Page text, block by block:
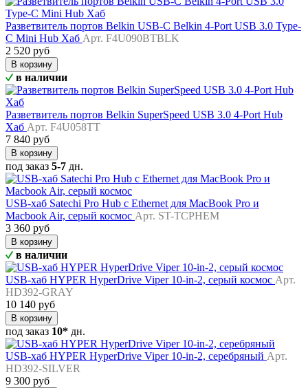
Разветвитель портов Belkin USB-C Belkin 4-Port USB 3.0 Type-
C Mini Hub Хаб Арт. F4U090BTBLK
2 520 руб
В корзину
в наличии
Разветвитель портов Belkin SuperSpeed USB 3.0 4-Port Hub
Хаб Арт. F4U058TT
7 840 руб
В корзину
под заказ 5-7 дн.
USB-хаб Satechi Pro Hub с Ethernet для MacBook Pro и
Macbook Air, серый космос Арт. ST-TCPHEM
3 360 руб
В корзину
в наличии
USB-хаб HYPER HyperDrive Viper 10-in-2, серый космос Арт.
HD392-GRAY
10 140 руб
В корзину
под заказ 10* дн.
USB-хаб HYPER HyperDrive Viper 10-in-2, серебряный Арт.
HD392-SILVER
9 300 руб